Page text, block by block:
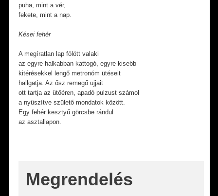
puha, mint a vér,
fekete, mint a nap.
Kései fehér
A megíratlan lap fölött valaki
az egyre halkabban kattogó, egyre kisebb
kitérésekkel lengő metronóm ütéseit
hallgatja. Az ősz remegő ujjait
ott tartja az ütőéren, apadó pulzust számol
a nyüszítve születő mondatok között.
Egy fehér kesztyű görcsbe rándul
az asztallapon.
Megrendelés